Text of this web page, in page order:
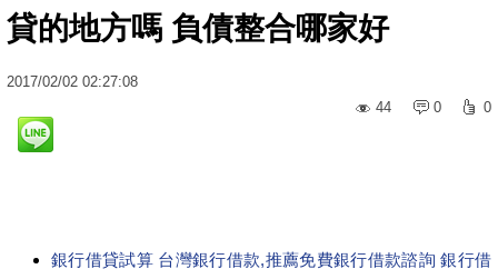
貸的地方嗎 負債整合哪家好
2017/02/02 02:27:08
44
0 0
銀行借貸試算 台灣銀行借款,推薦免費銀行借款諮詢 銀行借